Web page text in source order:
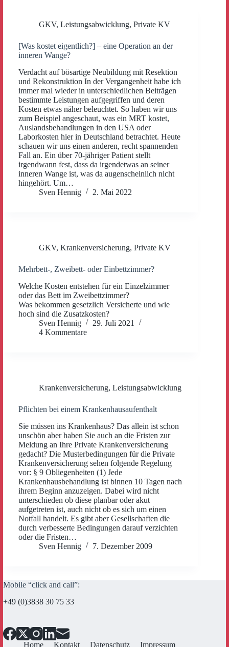
GKV, Leistungsabwicklung, Private KV
[Was kostet eigentlich?] – eine Operation an der
inneren Wange?
Verdacht auf bösartige Neubildung mit Resektion
und Rekonstruktion In der Vergangenheit habe ich
immer mal wieder in unterschiedlichen Beiträgen
bestimmte Leistungen aufgegriffen und deren
Kosten etwas näher beleuchtet. So haben wir uns
zum Beispiel angeschaut, was ein MRT kostet,
Auslandsbehandlungen in den USA oder
Laborkosten hier in Deutschland betrachtet. Heute
schauen wir uns einen anderen, recht spannenden
Fall an. Ein über 70-jähriger Patient stellt
irgendwann fest, dass da irgendetwas an seiner
inneren Wange ist, was da augenscheinlich nicht
hingehört. Um…
Sven Hennig
2. Mai 2022
GKV, Krankenversicherung, Private KV
Mehrbett-, Zweibett- oder Einbettzimmer?
Welche Kosten entstehen für ein Einzelzimmer
oder das Bett im Zweibettzimmer?
Was bekommen gesetzlich Versicherte und wie
hoch sind die Zusatzkosten?
Sven Hennig
29. Juli 2021
4 Kommentare
Krankenversicherung, Leistungsabwicklung
Pflichten bei einem Krankenhausaufenthalt
Sie müssen ins Krankenhaus? Das allein ist schon
unschön aber haben Sie auch an die Fristen zur
Meldung an Ihre Private Krankenversicherung
gedacht? Die Musterbedingungen für die Private
Krankenversicherung sehen folgende Regelung
vor: § 9 Obliegenheiten (1) Jede
Krankenhausbehandlung ist binnen 10 Tagen nach
ihrem Beginn anzuzeigen. Dabei wird nicht
unterschieden ob diese planbar oder akut
aufgetreten ist, auch nicht ob es sich um einen
Notfall handelt. Es gibt aber Gesellschaften die
durch verbesserte Bedingungen darauf verzichten
oder die Fristen…
Sven Hennig
7. Dezember 2009
Mobile “click and call”:
+49 (0)3838 30 75 33
Home Kontakt Datenschutz Impressum